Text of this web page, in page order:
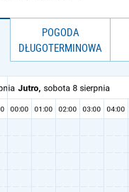
POGODA
DŁUGOTERMINOWA